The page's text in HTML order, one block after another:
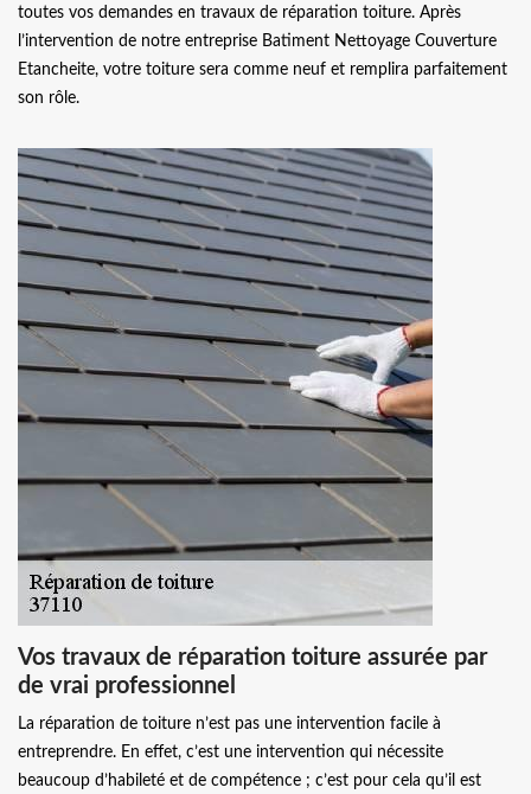
toutes vos demandes en travaux de réparation toiture. Après
l’intervention de notre entreprise Batiment Nettoyage Couverture
Etancheite, votre toiture sera comme neuf et remplira parfaitement
son rôle.
Vos travaux de réparation toiture assurée par
de vrai professionnel
La réparation de toiture n’est pas une intervention facile à
entreprendre. En effet, c’est une intervention qui nécessite
beaucoup d’habileté et de compétence ; c’est pour cela qu’il est